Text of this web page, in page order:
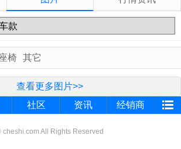
座椅 其它
查看更多图片>>
社区 资讯 经销商
cheshi.com All Rights Reserved